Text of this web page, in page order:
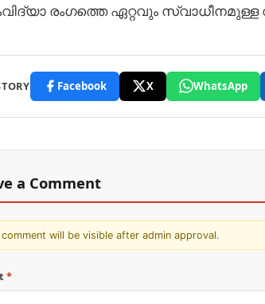
രംഗത്തെ ഏറ്റവും സ്വാധീനമുള്ള
Facebook X WhatsApp
a Comment
will be visible after admin approval.
*